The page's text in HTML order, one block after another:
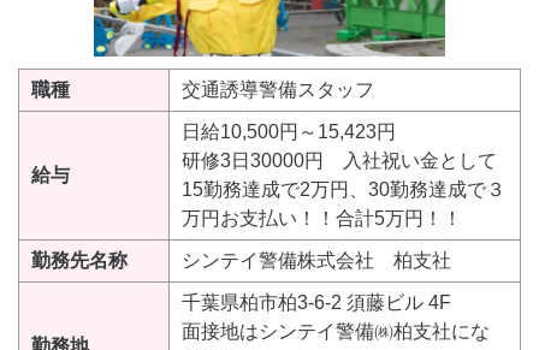
職種 交通誘導警備スタッフ
給与
日給10,500円～15,423円
研修3日30000円 入社祝い金として
15勤務達成で2万円、30勤務達成で３
万円お支払い！！合計5万円！！
勤務先名称 シンテイ警備株式会社 柏支社
勤務地
千葉県柏市柏3-6-2 須藤ビル 4F
面接地はシンテイ警備㈱柏支社にな